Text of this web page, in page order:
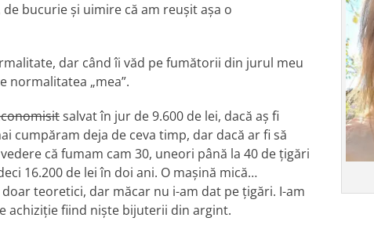
bucurie și uimire că am reușit așa o
dar când îi văd pe fumătorii din jurul meu
normalitatea „mea”.
salvat în jur de 9.600 de lei, dacă aș fi
cumpăram deja de ceva timp, dar dacă ar fi să
că fumam cam 30, uneori până la 40 de țigări
16.200 de lei în doi ani. O mașină mică…
teoretici, dar măcar nu i-am dat pe țigări. I-am
achiziție fiind niște bijuterii din argint.